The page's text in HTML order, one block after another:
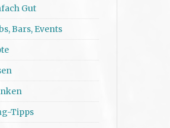
Gut
Bars, Events
Tipps